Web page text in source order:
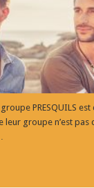
PRESQUILS
leur groupe n’est pas